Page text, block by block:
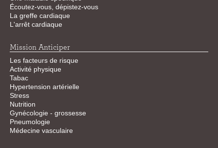
Écoutez-vous, dépistez-vous
La greffe cardiaque
L'arrêt cardiaque
Mission Anticiper
Les facteurs de risque
Activité physique
Tabac
Hypertension artérielle
Stress
Nutrition
Gynécologie - grossesse
Pneumologie
Médecine vasculaire